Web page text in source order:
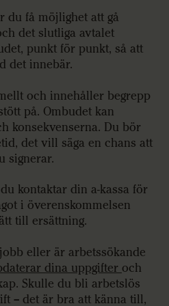
du få möjlighet att gå
det slutliga avtalet
punkt för punkt, så att
det innebär.
och innehåller begrepp
på. Ombudet kan
konsekvenserna. Du bör
det vill säga en chans att
signerar.
kontaktar din a-kassa för
i överenskommelsen
till ersättning.
eller är arbetssökande
dina uppgifter och
Skulle du bli arbetslös
– det är bra att känna till,